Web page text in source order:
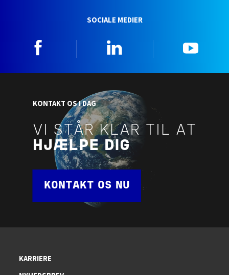
SOCIALE MEDIER
KONTAKT OS I DAG
VI STÅR KLAR TIL AT
HJÆLPE DIG
KONTAKT OS NU
KARRIERE